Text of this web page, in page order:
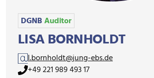
LISA BORNHOLDT
DGNBAuditor
l.bornholdt@jung-ebs.de
+49 221 989 493 17